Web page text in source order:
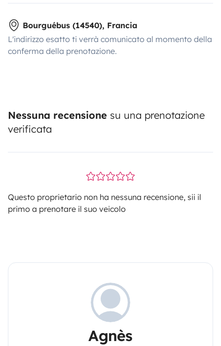
Bourguébus (14540), Francia
L'indirizzo esatto ti verrà comunicato al momento della
conferma della prenotazione.
Nessuna recensione su una prenotazione
verificata
Questo proprietario non ha nessuna recensione, sii il
primo a prenotare il suo veicolo
Agnès